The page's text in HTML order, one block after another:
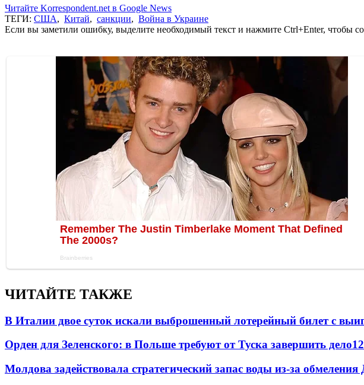
Читайте Korrespondent.net в Google News
ТЕГИ: США, Китай, санкции, Война в Украине
Если вы заметили ошибку, выделите необходимый текст и нажмите Ctrl+Enter, чтобы
ЧИТАЙТЕ ТАКЖЕ
В Италии двое суток искали выброшенный лотерейный билет с
Орден для Зеленского: в Польше требуют от Туска завершить дело
Молдова задействовала стратегический запас воды из-за обмеления